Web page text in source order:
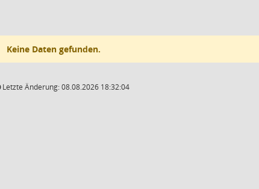
Keine Daten gefunden.
Letzte Änderung: 08.08.2026 18:32:04